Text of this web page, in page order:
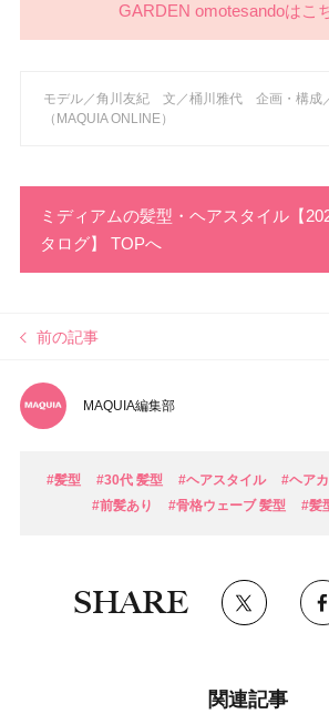
GARDEN omotesandoはこ
モデル／角川友紀 文／桶川雅代 企画・構成
（MAQUIA ONLINE）
ミディアムの髪型・ヘアスタイル【
タログ】 TOPへ
前の記事
MAQUIA編集部
#髪型 #30代 髪型 #ヘアスタイル #ヘア
#前髪あり
#骨格ウェーブ 髪型 #髪
SHARE
関連記事